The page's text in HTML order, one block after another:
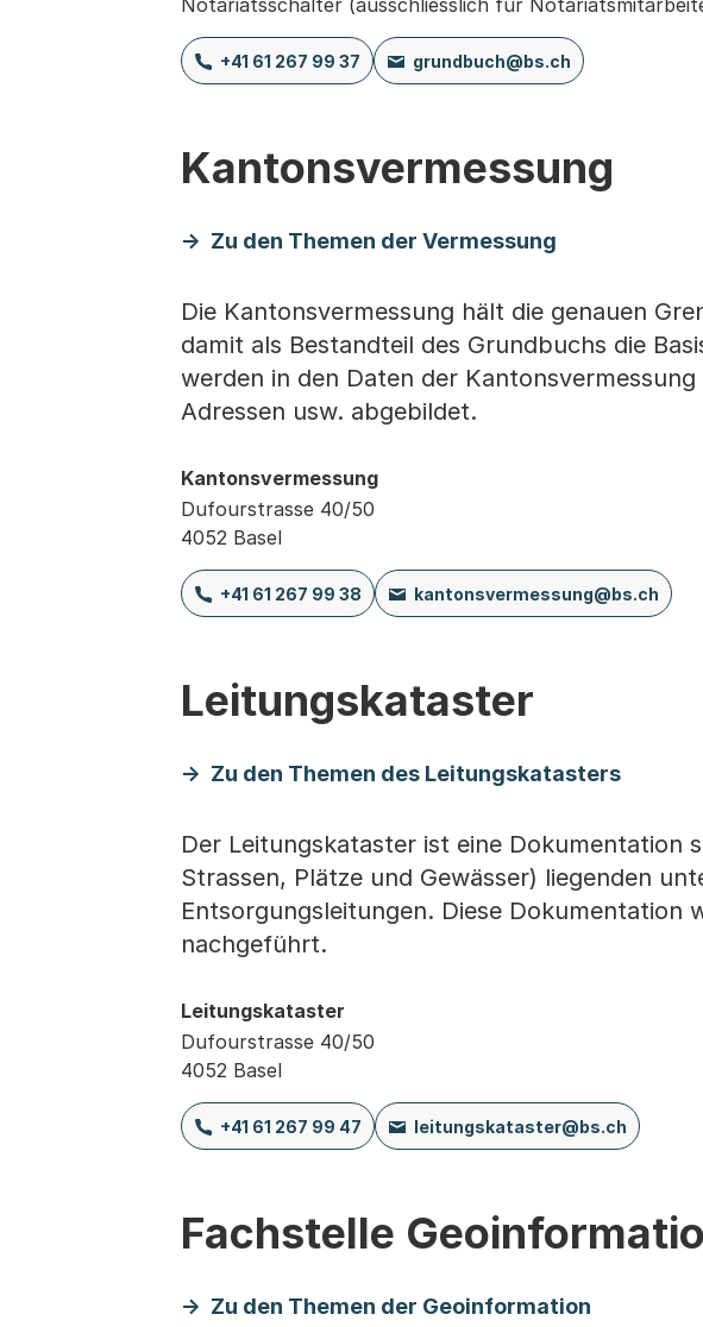
Notariatsschalter (ausschliesslich für
+41 61 267 99 37 grundbuch@bs.ch
Kantonsvermessung
Zu den Themen der Vermessung
Die Kantonsvermessung hält die genauen
damit als Bestandteil des Grundbuchs die
werden in den Daten der
Adressen usw. abgebildet.
Kantonsvermessung
Dufourstrasse 40/50
4052 Basel
+41 61 267 99 38 kantonsvermessung@bs.ch
Leitungskataster
Zu den Themen des Leitungskatasters
Der Leitungskataster ist eine Dokumentation
Strassen, Plätze und Gewässer) liegenden
Entsorgungsleitungen. Diese
nachgeführt.
Leitungskataster
Dufourstrasse 40/50
4052 Basel
+41 61 267 99 47 leitungskataster@bs.ch
Fachstelle
Zu den Themen der Geoinformation